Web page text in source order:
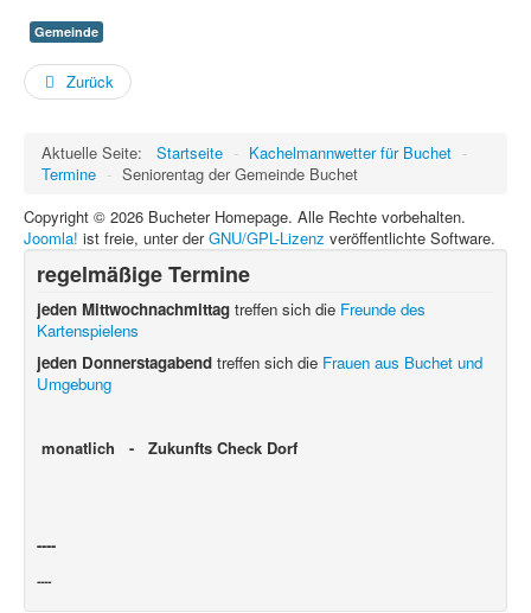
Gemeinde
Zurück
Aktuelle Seite: Startseite - Kachelmannwetter für Buchet -
Termine - Seniorentag der Gemeinde Buchet
Copyright © 2026 Bucheter Homepage. Alle Rechte vorbehalten.
Joomla! ist freie, unter derGNU/GPL-Lizenz veröffentlichte Software.
regelmäßige Termine
jeden Mittwochnachmittag treffen sich die Freunde des
Kartenspielens
jeden Donnerstagabend treffen sich die Frauen aus Buchet und
Umgebung
monatlich - Zukunfts Check Dorf
----
----